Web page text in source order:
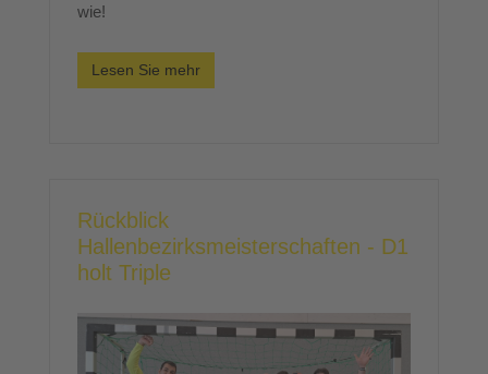
wie!
Lesen Sie mehr
Rückblick
Hallenbezirksmeisterschaften - D1
holt Triple